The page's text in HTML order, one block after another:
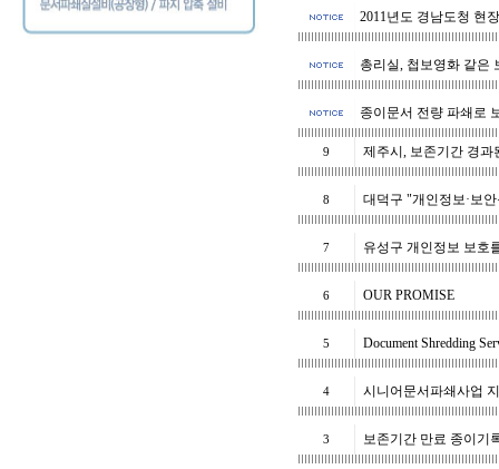
2011년도 경남도청 현
총리실, 첩보영화 같은
종이문서 전량 파쇄로
9 제주시, 보존기간 경과
8 대덕구 "개인정보·보
7 유성구 개인정보 보호
6 OUR PROMISE
5 Document Shredding
4 시니어문서파쇄사업
3 보존기간 만료 종이기